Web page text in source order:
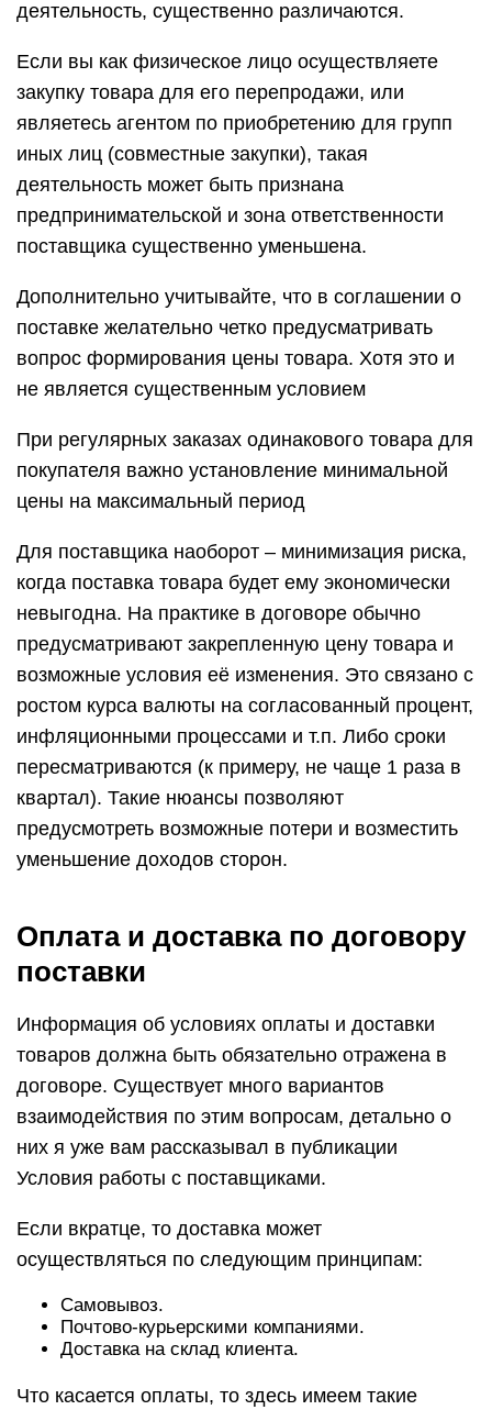
деятельность, существенно различаются.
Если вы как физическое лицо осуществляете
закупку товара для его перепродажи, или
являетесь агентом по приобретению для групп
иных лиц (совместные закупки), такая
деятельность может быть признана
предпринимательской и зона ответственности
поставщика существенно уменьшена.
Дополнительно учитывайте, что в соглашении о
поставке желательно четко предусматривать
вопрос формирования цены товара. Хотя это и
не является существенным условием
При регулярных заказах одинакового товара для
покупателя важно установление минимальной
цены на максимальный период
Для поставщика наоборот – минимизация риска,
когда поставка товара будет ему экономически
невыгодна. На практике в договоре обычно
предусматривают закрепленную цену товара и
возможные условия её изменения. Это связано с
ростом курса валюты на согласованный процент,
инфляционными процессами и т.п. Либо сроки
пересматриваются (к примеру, не чаще 1 раза в
квартал). Такие нюансы позволяют
предусмотреть возможные потери и возместить
уменьшение доходов сторон.
Оплата и доставка по договору
поставки
Информация об условиях оплаты и доставки
товаров должна быть обязательно отражена в
договоре. Существует много вариантов
взаимодействия по этим вопросам, детально о
них я уже вам рассказывал в публикации
Условия работы с поставщиками.
Если вкратце, то доставка может
осуществляться по следующим принципам:
Самовывоз.
Почтово-курьерскими компаниями.
Доставка на склад клиента.
Что касается оплаты, то здесь имеем такие